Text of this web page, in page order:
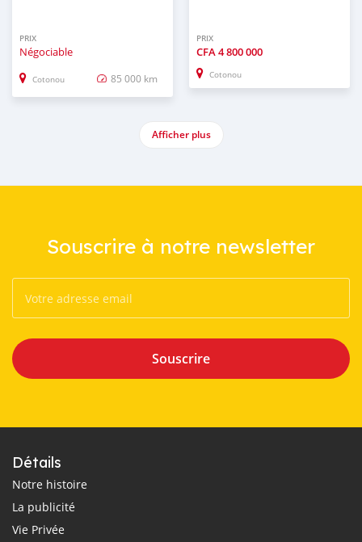
PRIX
Négociable
Cotonou 85 000 km
PRIX
CFA4 800 000
Cotonou
Afficher plus
Souscrire à notre newsletter
Souscrire
Détails
Notre histoire
La publicité
Vie Privée